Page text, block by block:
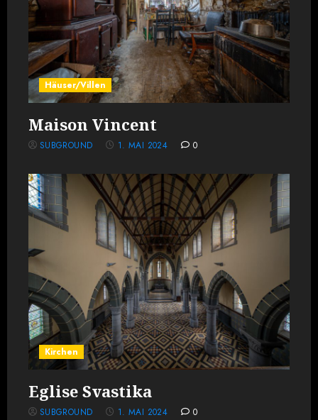
Häuser/Villen
Maison Vincent
SUBGROUND 1. MAI 2024 0
Kirchen
Eglise Svastika
SUBGROUND 1. MAI 2024 0